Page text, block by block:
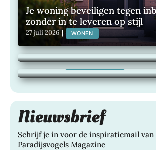
Je woning beveiligen tegen
zonder in te leveren op stijl
27 juli 2026 | WONEN
Wat je hardloopschoenen
jouw actieve levensstijl
24 juli 2026 | BLOG
Maak van je buitenruimte een
het hele jaar van te genieten
21 juli 2026 | TUINEN, WONEN,
Nieuwsbrief
Schrijf je in voor de inspiratiemail van
Paradijsvogels Magazine